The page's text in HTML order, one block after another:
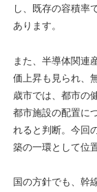
し、既存の容積率
あります。
また、半導体関連
価上昇も見られ、
歳市では、都市の
都市施設の配置に
れると判断。今回
築の一環として位
国の方針でも、幹